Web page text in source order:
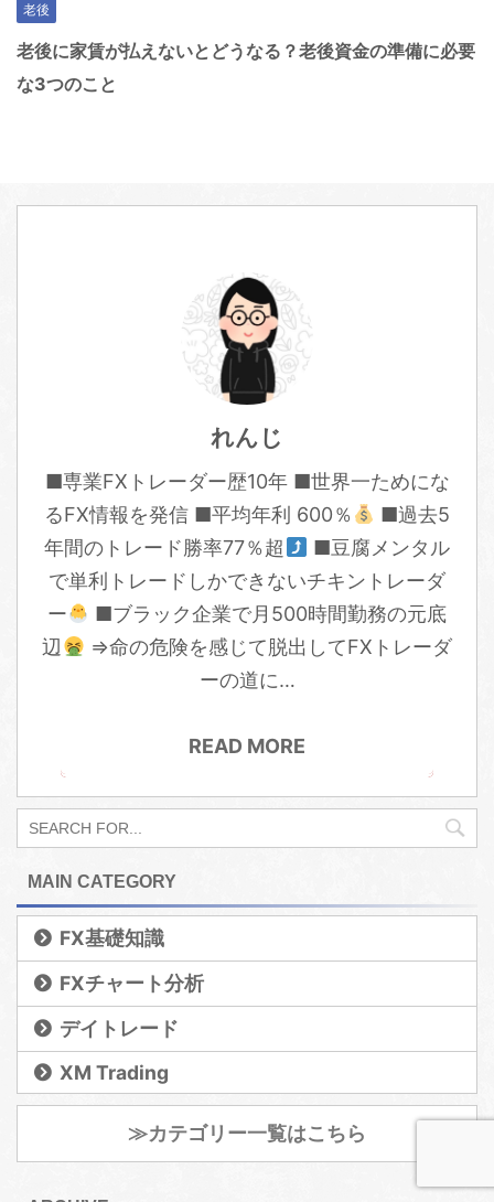
老後
老後に家賃が払えないとどうなる？老後資金の準備に必要
な3つのこと
れんじ
■専業FXトレーダー歴10年 ■世界一ためにな
るFX情報を発信 ■平均年利 600％
■過去5
年間のトレード勝率77％超
■豆腐メンタル
で単利トレードしかできないチキントレーダ
ー
■ブラック企業で月500時間勤務の元底
辺
⇒命の危険を感じて脱出してFXトレーダ
ーの道に…
READ MORE
MAIN CATEGORY
FX基礎知識
FXチャート分析
デイトレード
XM Trading
≫カテゴリー一覧はこちら